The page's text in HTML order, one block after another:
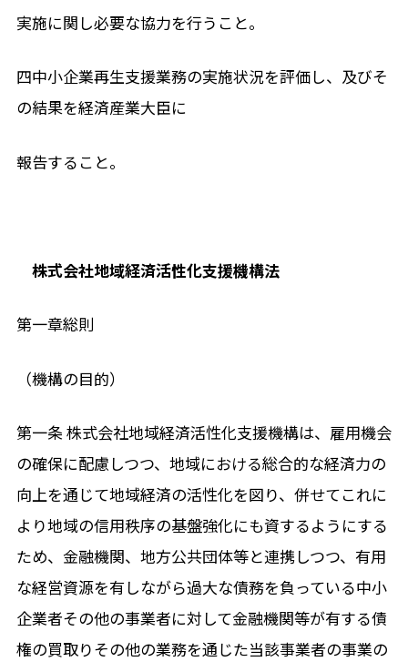
実施に関し必要な協力を行うこと。
四中小企業再生支援業務の実施状況を評価し、及びそ
の結果を経済産業大臣に
報告すること。
株式会社地域経済活性化支援機構法
第一章総則
（機構の目的）
第一条 株式会社地域経済活性化支援機構は、雇用機会
の確保に配慮しつつ、地域における総合的な経済力の
向上を通じて地域経済の活性化を図り、併せてこれに
より地域の信用秩序の基盤強化にも資するようにする
ため、金融機関、地方公共団体等と連携しつつ、有用
な経営資源を有しながら過大な債務を負っている中小
企業者その他の事業者に対して金融機関等が有する債
権の買取りその他の業務を通じた当該事業者の事業の